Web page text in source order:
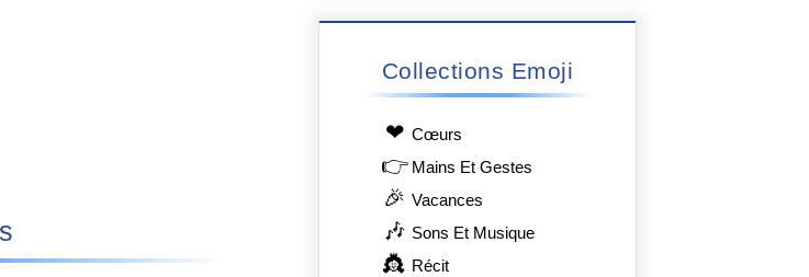
Collections Emoji
❤ Сœurs
👉 Mains Et Gestes
🎉 Vacances
🎶 Sons Et Musique
👸 Récit